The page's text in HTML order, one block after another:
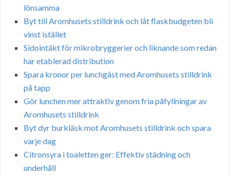
lönsamma
Byt till Aromhusets stilldrink och låt flaskbudgeten bli
vinst istället
Sidointäkt för mikrobryggerier och liknande som redan
har etablerad distribution
Spara kronor per lunchgäst med Aromhusets stilldrink
på tapp
Gör lunchen mer attraktiv genom fria påfyllningar av
Aromhusets stilldrink
Byt dyr burkläsk mot Aromhusets stilldrink och spara
varje dag
Citronsyra i toaletten ger: Effektiv städning och
underhåll